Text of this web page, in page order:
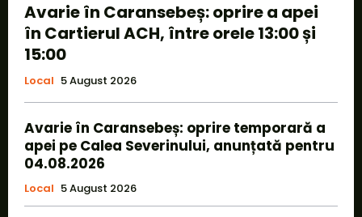
Avarie în Caransebeș: oprire a apei
în Cartierul ACH, între orele 13:00 și
15:00
Local 5 August 2026
Avarie în Caransebeș: oprire temporară a
apei pe Calea Severinului, anunțată pentru
04.08.2026
Local 5 August 2026